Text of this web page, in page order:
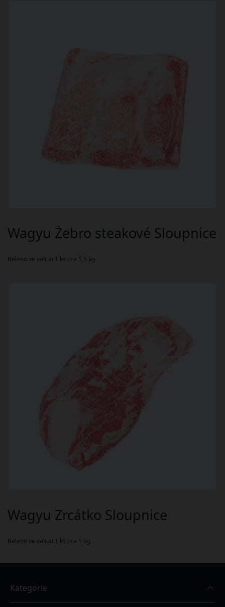
Baleno ve vakuu 1 ks cca 1,5 kg.
Wagyu Žebro steakové Sloupnice
Baleno ve vakuu 1 ks cca 1 kg.
Wagyu Zrcátko Sloupnice
Kategorie